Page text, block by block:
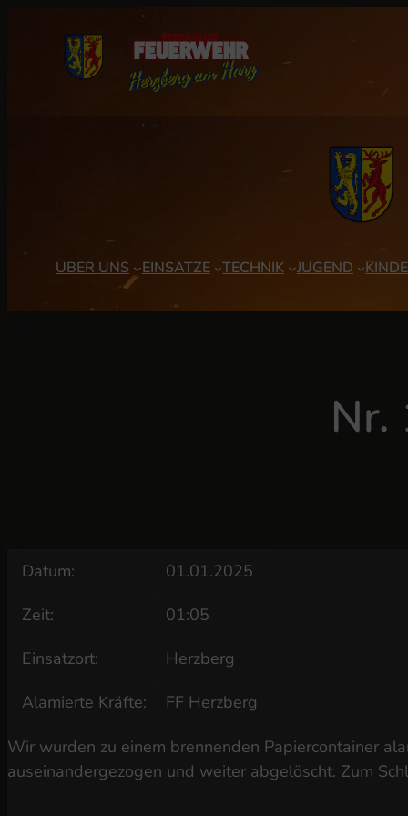
ÜBER UNS EINSÄTZE TECHNIK JUGEND
Nr.
Datum:
01.01.2025
Zeit:
01:05
Einsatzort:
Herzberg
Alamierte Kräfte:
FF Herzberg
Wir wurden zu einem brennenden Papiercontainer
auseinandergezogen und weiter abgelöscht. Zum